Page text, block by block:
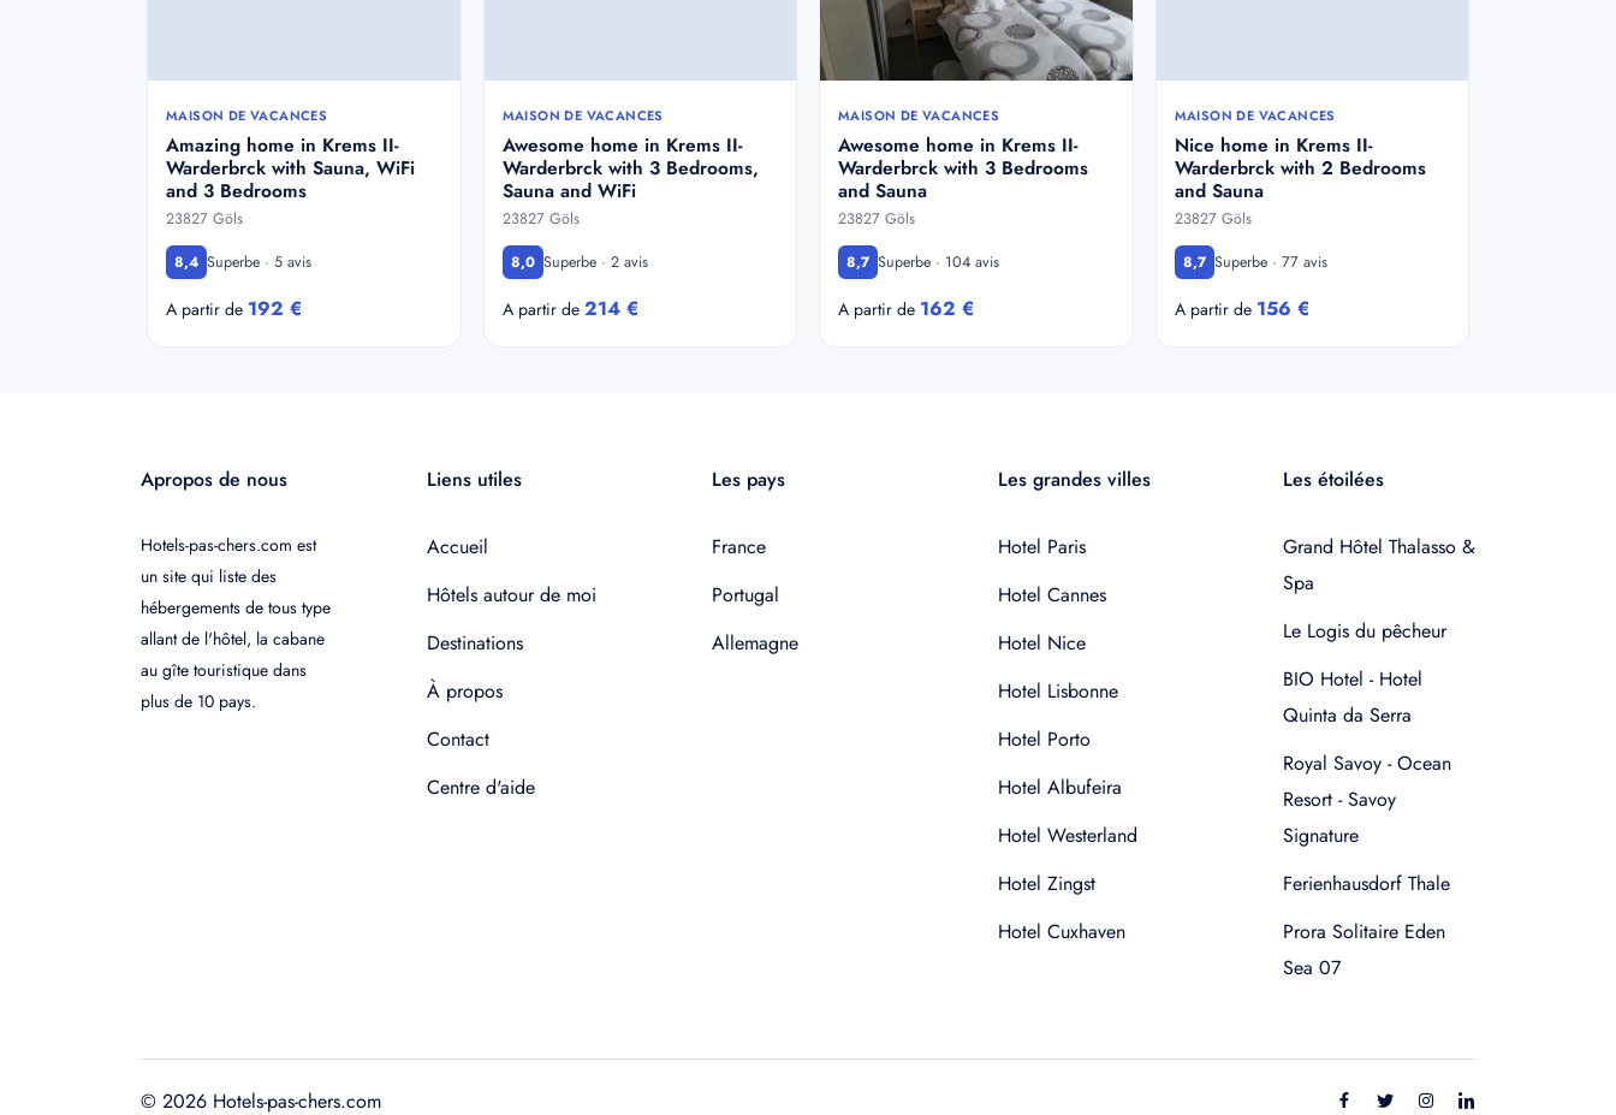
MAISON DE VACANCES
Amazing home in Krems II-
Warderbrck with Sauna, WiFi
and 3 Bedrooms
23827 Göls
8,4 Superbe · 5 avis
A partir de 192 €
MAISON DE VACANCES
Awesome home in Krems II-
Warderbrck with 3 Bedrooms,
Sauna and WiFi
23827 Göls
8,0 Superbe · 2 avis
A partir de 214 €
MAISON DE VACANCES
Awesome home in Krems II-
Warderbrck with 3 Bedrooms
and Sauna
23827 Göls
8,7 Superbe · 104 avis
A partir de 162 €
MAISON DE VACANCES
Nice home in Krems II-
Warderbrck with 2 Bedrooms
and Sauna
23827 Göls
8,7 Superbe · 77 avis
A partir de 156 €
Apropos de nous
Hotels-pas-chers.com est
un site qui liste des
hébergements de tous type
allant de l'hôtel, la cabane
au gîte touristique dans
plus de 10 pays.
Liens utiles
Accueil
Hôtels autour de moi
Destinations
À propos
Contact
Centre d'aide
Les pays
France
Portugal
Allemagne
Les grandes villes
Hotel Paris
Hotel Cannes
Hotel Nice
Hotel Lisbonne
Hotel Porto
Hotel Albufeira
Hotel Westerland
Hotel Zingst
Hotel Cuxhaven
Les étoilées
Grand Hôtel Thalasso &
Spa
Le Logis du pêcheur
BIO Hotel - Hotel
Quinta da Serra
Royal Savoy - Ocean
Resort - Savoy
Signature
Ferienhausdorf Thale
Prora Solitaire Eden
Sea 07
© 2026 Hotels-pas-chers.com